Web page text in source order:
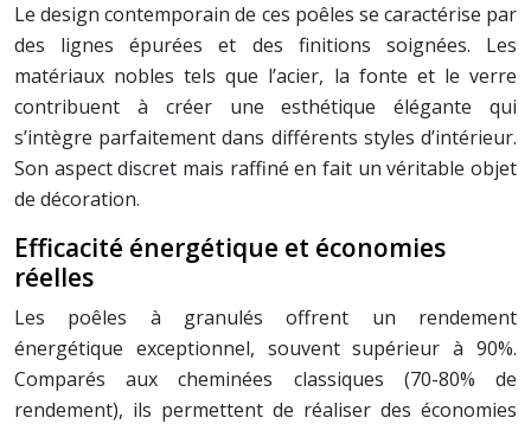
Le design contemporain de ces poêles se caractérise par
des lignes épurées et des finitions soignées. Les
matériaux nobles tels que l’acier, la fonte et le verre
contribuent à créer une esthétique élégante qui
s’intègre parfaitement dans différents styles d’intérieur.
Son aspect discret mais raffiné en fait un véritable objet
de décoration.
Efficacité énergétique et économies
réelles
Les poêles à granulés offrent un rendement
énergétique exceptionnel, souvent supérieur à 90%.
Comparés aux cheminées classiques (70-80% de
rendement), ils permettent de réaliser des économies